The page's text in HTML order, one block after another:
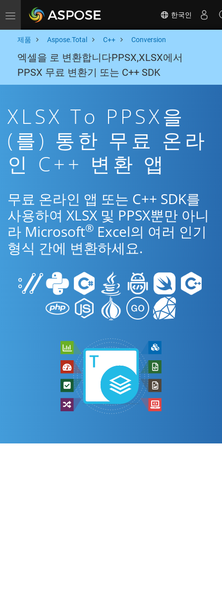
Toggle navigation 한국인
제품 Aspose.Total C++ Conversion
엑셀을 로 변환합니다PPSX,XLSX에서
PPSX 무료 변환기 또는 C++ SDK
XLSX To PPSX을
(를) 통한 무료 온라
인 C++ 변환 앱
무료 온라인 앱 또는 C++ SDK를
사용하여 XLSX 및 PPSX뿐만 아니
라 Microsoft® Excel의 여러 인기
형식 간에 변환하세요.